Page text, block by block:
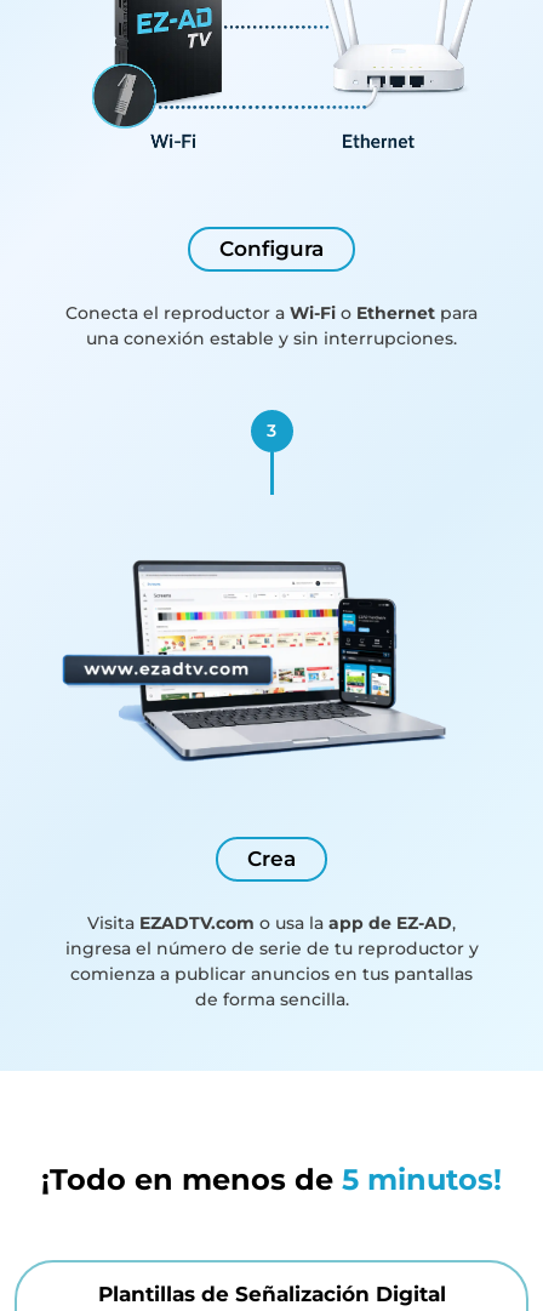
Configura
Conecta el reproductor a Wi-Fi o Ethernet para
una conexión estable y sin interrupciones.
3
Crea
Visita EZADTV.com o usa la app de EZ-AD,
ingresa el número de serie de tu reproductor y
comienza a publicar anuncios en tus pantallas
de forma sencilla.
¡Todo en menos de 5 minutos!
Plantillas de Señalización Digital